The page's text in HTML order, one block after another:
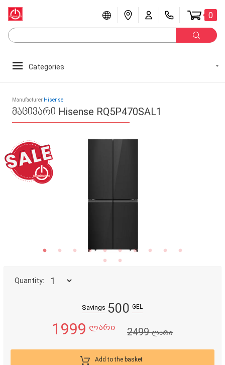
0
Categories
Manufacturer Hisense
მაცივარი Hisense RQ5P470SAL1
Quantity:
Savings 500 GEL
1999 ლარი 2499ლარი
Add to the basket